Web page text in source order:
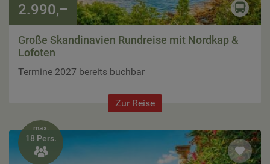
2.990,–
Große Skandinavien Rundreise mit Nordkap &
Lofoten
Termine 2027 bereits buchbar
Zur Reise
max.
18 Pers.
